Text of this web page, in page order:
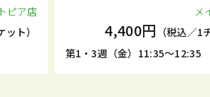
ピア店
ト）
メ
4,400円 （税込／1
第1・3週（金）11:35～12:35